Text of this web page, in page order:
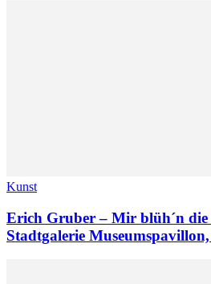
Kunst
Erich Gruber – Mir blüh´n die
Stadtgalerie